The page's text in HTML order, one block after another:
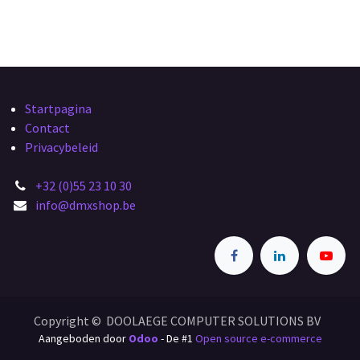
Startpagina
Contact
Privacybeleid
+32 (0)55 23 10 30
info@dmxshop.be
Copyright © DOOLAEGE COMPUTER SOLUTIONS BV
Aangeboden door Odoo - De #1 Open source e-commerce